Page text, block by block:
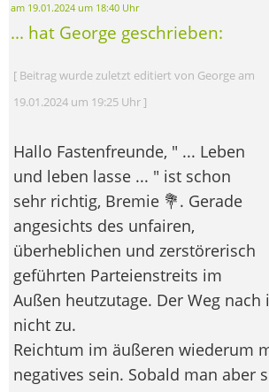
am 19.01.2024 um 18:40 Uhr
... hat George geschrieben:
[ Beitrag wurde zuletzt editiert von George am
19.01.2024 um 19:25 Uhr ]
Hallo Fastenfreunde, " ... Leben
und leben lasse ... " ist schon
sehr richtig, Bremie 💐. Gerade
angesichts des unfairen,
überheblichen und zerstörerisch
geführten Parteienstreits im
Außen heutzutage. Der Weg nach
nicht zu.
Reichtum im äußeren wiederum
negatives sein. Sobald man aber